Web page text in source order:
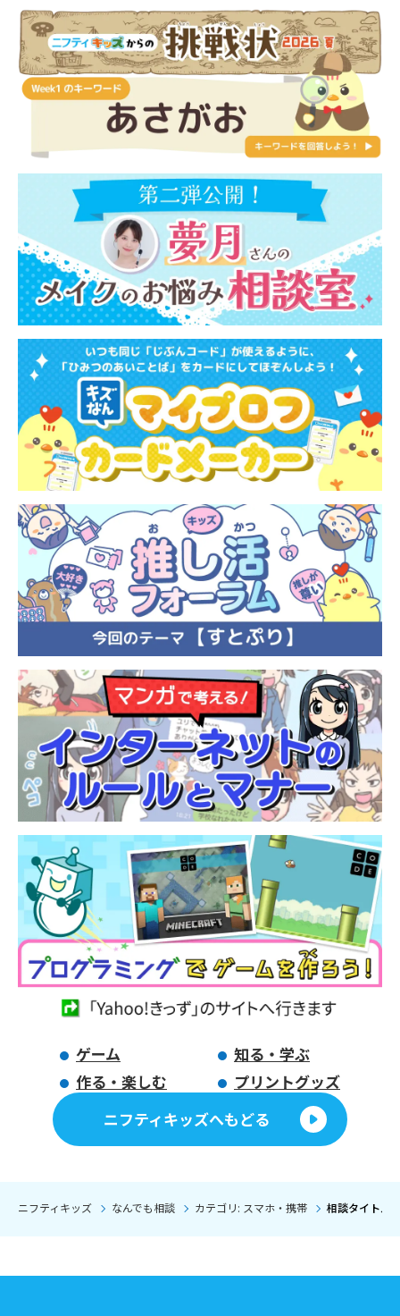
ゲーム
知る・学ぶ
作る・楽しむ
プリントグッズ
ニフティキッズへもどる
ニフティキッズ なんでも相談 カテゴリ: スマホ・携帯 相談タイトル: